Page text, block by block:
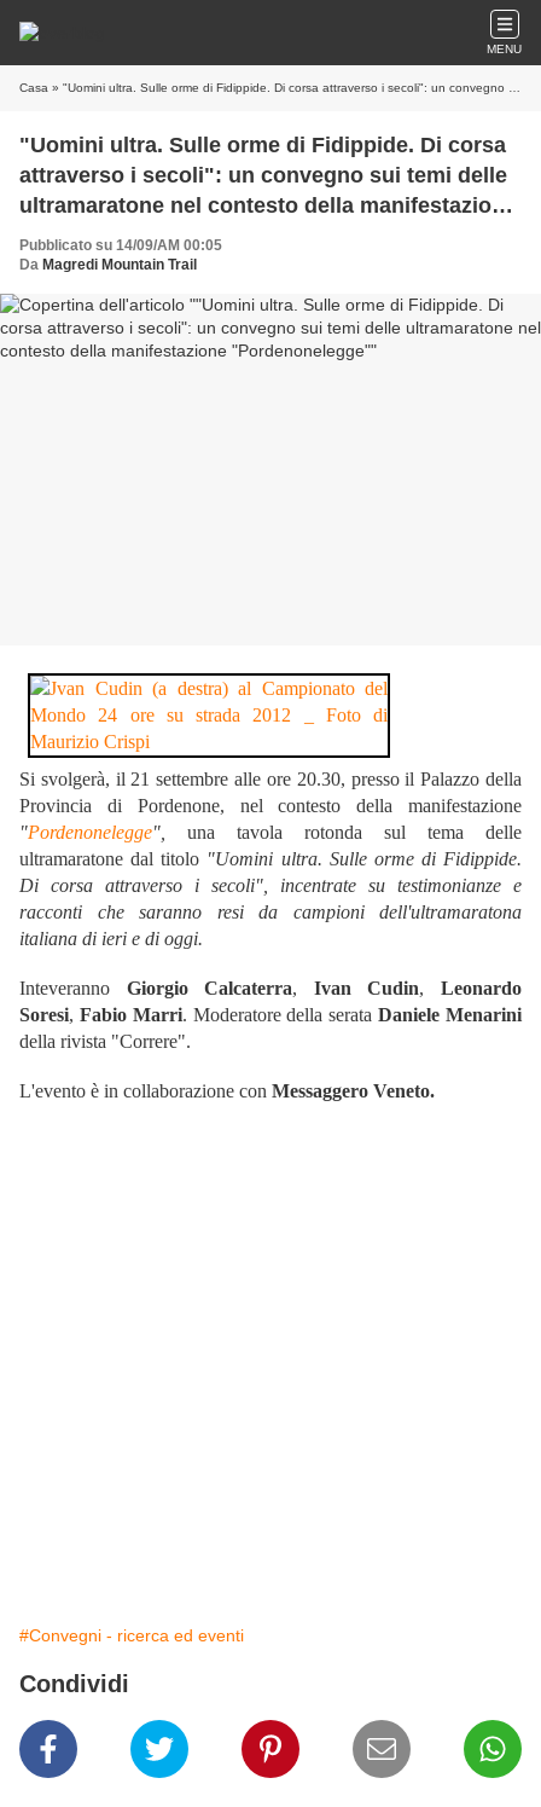
MENU
Casa » "Uomini ultra. Sulle orme di Fidippide. Di corsa attraverso i secoli": un convegno sui temi delle ultramaratone nel contesto della manifestazione "Pordenonelegge"
"Uomini ultra. Sulle orme di Fidippide. Di corsa
attraverso i secoli": un convegno sui temi delle
ultramaratone nel contesto della manifestazione
"Pordenonelegge"
Pubblicato su 14/09/AM 00:05
Da Magredi Mountain Trail
Si svolgerà, il 21 settembre alle ore 20.30, presso il Palazzo della
Provincia di Pordenone, nel contesto della manifestazione
"Pordenonelegge", una tavola rotonda sul tema delle
ultramaratone dal titolo "Uomini ultra. Sulle orme di Fidippide.
Di corsa attraverso i secoli", incentrate su testimonianze e
racconti che saranno resi da campioni dell'ultramaratona
italiana di ieri e di oggi.
Inteveranno Giorgio Calcaterra, Ivan Cudin,Leonardo
Soresi, Fabio Marri. Moderatore della serataDaniele Menarini
della rivista "Correre".
L'evento è in collaborazione con Messaggero Veneto.
#Convegni - ricerca ed eventi
Condividi